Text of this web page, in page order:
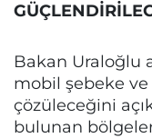
Bakan Uraloğlu
mobil şebeke ve
çözüleceğini
bulunan